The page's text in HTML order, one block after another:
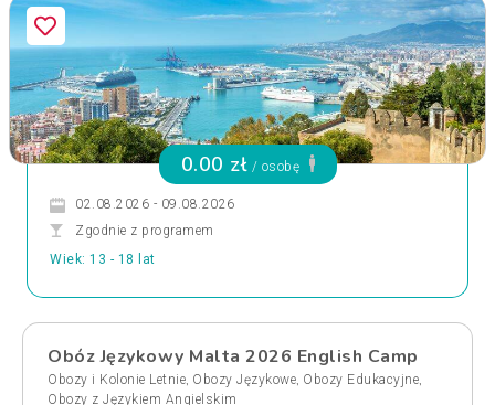
0.00 zł / osobę
02.08.2026 - 09.08.2026
Zgodnie z programem
Wiek: 13 - 18 lat
Obóz Językowy Malta 2026 English Camp
Obozy i Kolonie Letnie, Obozy Językowe, Obozy Edukacyjne,
Obozy z Językiem Angielskim